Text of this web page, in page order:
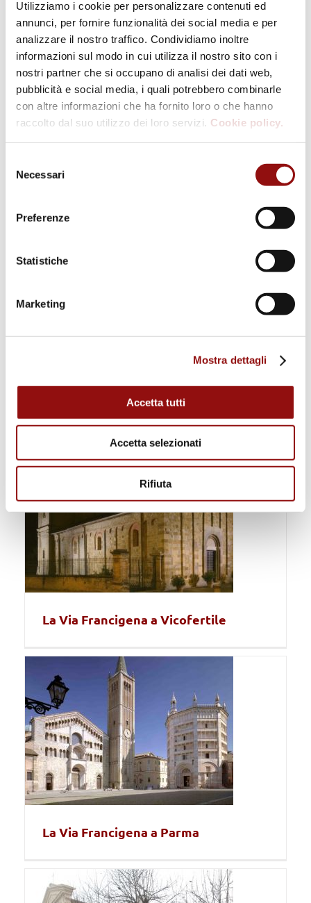
Utilizziamo i cookie per personalizzare contenuti ed
annunci, per fornire funzionalità dei social media e per
analizzare il nostro traffico. Condividiamo inoltre
informazioni sul modo in cui utilizza il nostro sito con i
nostri partner che si occupano di analisi dei dati web,
pubblicità e social media, i quali potrebbero combinarle
con altre informazioni che ha fornito loro o che hanno
raccolto dal suo utilizzo dei loro servizi. Cookie policy.
delNecessari
Preferenze
Statistiche
Marketing
Mostra dettagli
Accetta tutti
Accetta selezionati
Rifiuta
La Via Francigena a Collecchio
La Via Francigena a Vicofertile
La Via Francigena a Parma